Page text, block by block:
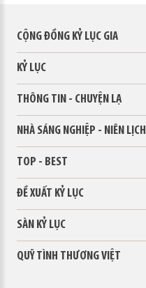
CỘNG ĐỒNG KỶ LỤC GIA
KỶ LỤC
THÔNG TIN - CHUYỆN LẠ
NHÀ SÁNG NGHIỆP - NIÊN LỊCH
TOP - BEST
ĐỀ XUẤT KỶ LỤC
SÀN KỶ LỤC
QUỸ TÌNH THƯƠNG VIỆT